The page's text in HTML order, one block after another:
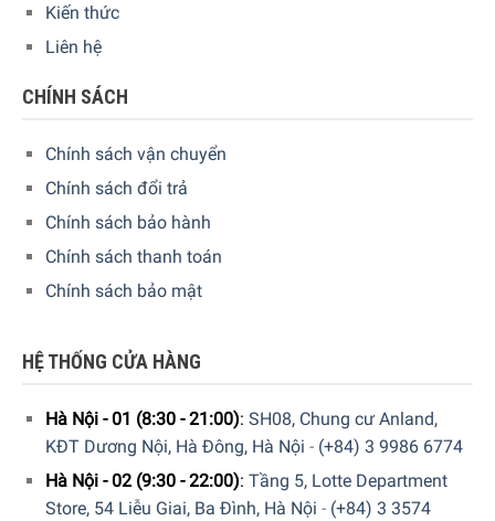
được test Garnet cùng với phản xạ màu tím, có thể sử dụng
mũi để cảm nhận được mùi hương của quả Phúc bồn tử
L’Instant Rouge có thể kết hợp với đồ ăn là thịt nướng và
giăm bông cho món khai vị. Được bảo quản ở nhiệt độ 14
– 16 °C.
Kiến thức
Liên hệ
CHÍNH SÁCH
Chính sách vận chuyển
Chính sách đổi trả
Chính sách bảo hành
Chính sách thanh toán
Chính sách bảo mật
HỆ THỐNG CỬA HÀNG
Hà Nội - 01 (8:30 - 21:00): SH08, Chung cư Anland,
KĐT Dương Nội, Hà Đông, Hà Nội - (+84) 3 9986 6774
Hà Nội - 02 (9:30 - 22:00): Tầng 5, Lotte Department
Store, 54 Liễu Giai, Ba Đình, Hà Nội - (+84) 3 3574